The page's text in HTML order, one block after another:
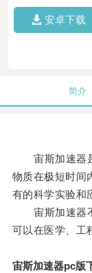
安卓下载
简介
宙斯加速器是
物质在极短时间
有的科学实验和
宙斯加速器不
可以在医学、工
宙斯加速器pc版